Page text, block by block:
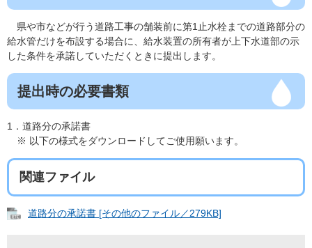
県や市などが行う道路工事の舗装前に第1止水栓までの道路部分の
給水管だけを布設する場合に、給水装置の所有者が上下水道部の示
した条件を承諾していただくときに提出します。
提出時の必要書類
1．道路分の承諾書
※ 以下の様式をダウンロードしてご使用願います。
関連ファイル
道路分の承諾書 [その他のファイル／279KB]